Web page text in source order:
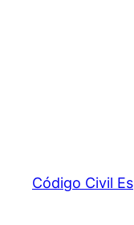
Código Civil